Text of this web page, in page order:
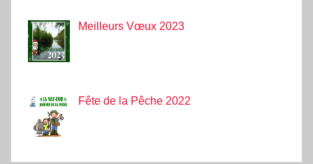
Meilleurs Vœux 2023
Fête de la Pêche 2022